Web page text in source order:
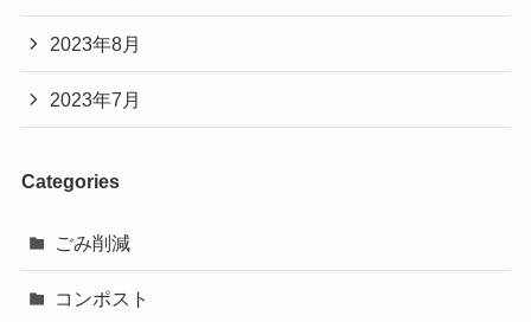
2023年8月
2023年7月
Categories
ごみ削減
コンポスト